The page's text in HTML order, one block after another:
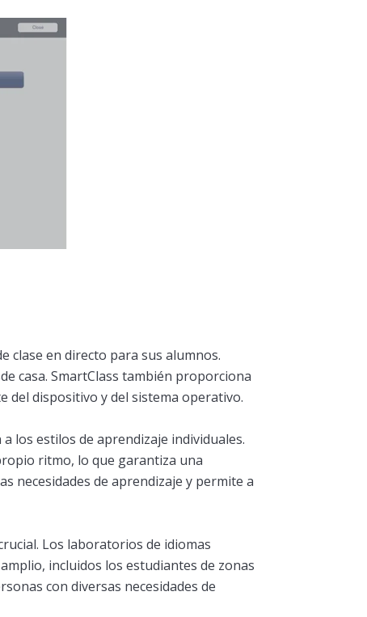
clase en directo para sus alumnos.
casa. SmartClass también proporciona
del dispositivo y del sistema operativo.
los estilos de aprendizaje individuales.
ritmo, lo que garantiza una
necesidades de aprendizaje y permite a
Los laboratorios de idiomas
incluidos los estudiantes de zonas
con diversas necesidades de